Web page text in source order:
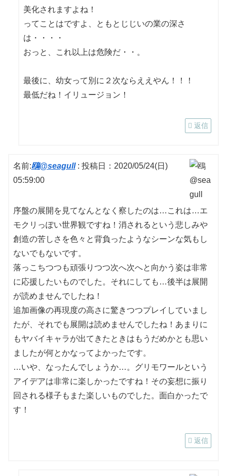
美化されますよね！
ってことはですよ、ともとじじいの業の深さ
は・・・・
おっと、これ以上は危険だ・・。
最後に、幼女って別に２次ならええやん！！！
最低だね！イリュージョン！
返信
名前:鴎@seagull: 投稿日：2020/05/24(日)
05:59:00
序盤の展開を見てなんとなく察したのは…これは…エ
モクリっぽい世界観ですね！消されるという悲しみや
創造の苦しさを色々と背負ったようなシーンな気もし
ないでもないです。
落っこちつつも頑張りつつ次へ次へと向かう姿は非常
に応援したいものでした。それにしても…後半は展開
が読めませんでしたね！
追加画像の再現度の高さに驚きつつプレイしていまし
たが、それでも展開は読めませんでしたね！あまりに
もヤバイキャラが出てきたときはもうだめかとも思い
ましたが何とかなってよかったです。
…いや、なったんでしょうか…。グリモワールという
アイデアは非常に楽しかったですね！その妄想に振り
回される様子もまた楽しいものでした。面白かったで
す！
返信